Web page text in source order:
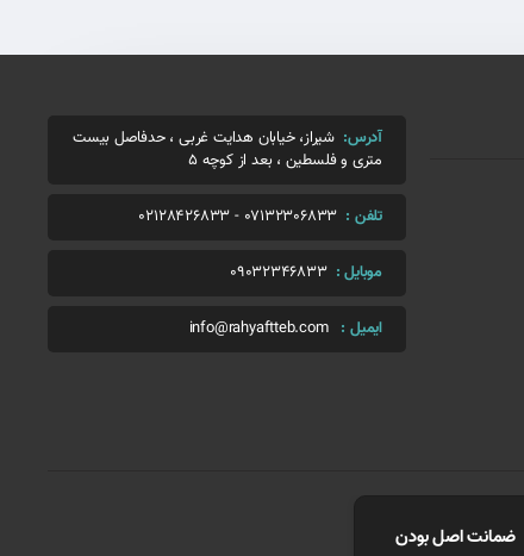
آدرس: شیراز، خیابان هدایت غربی ، حدفاصل بیست
متری و فلسطین ، بعد از کوچه 5
تلفن : 07132306833
-
02128426833
موبایل : 09032346833
ایمیل : info@rahyaftteb.com
ضمانت اصل بودن